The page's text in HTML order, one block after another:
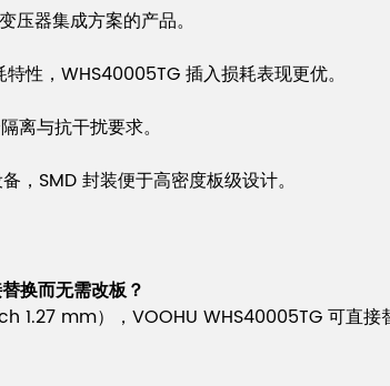
器集成方案的产品。
性，WHS40005TG 插入损耗表现更优。
离与抗干扰要求。
，SMD 封装便于高密度板级设计。
换而无需改板？
mm），VOOHU WHS40005TG 可直接